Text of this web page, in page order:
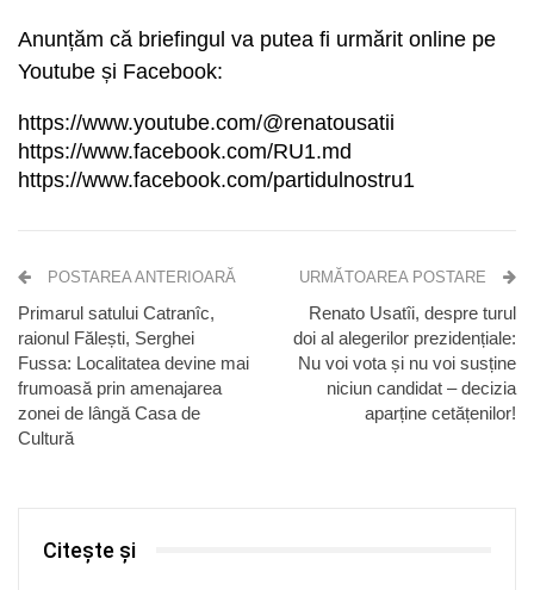
Anunțăm că briefingul va putea fi urmărit online pe
Youtube și Facebook:
https://www.youtube.com/@renatousatii
https://www.facebook.com/RU1.md
https://www.facebook.com/partidulnostru1
POSTAREA ANTERIOARĂ
Primarul satului Catranîc,
raionul Fălești, Serghei
Fussa: Localitatea devine mai
frumoasă prin amenajarea
zonei de lângă Casa de
Cultură
URMĂTOAREA POSTARE
Renato Usatîi, despre turul
doi al alegerilor prezidențiale:
Nu voi vota și nu voi susține
niciun candidat – decizia
aparține cetățenilor!
Citește și